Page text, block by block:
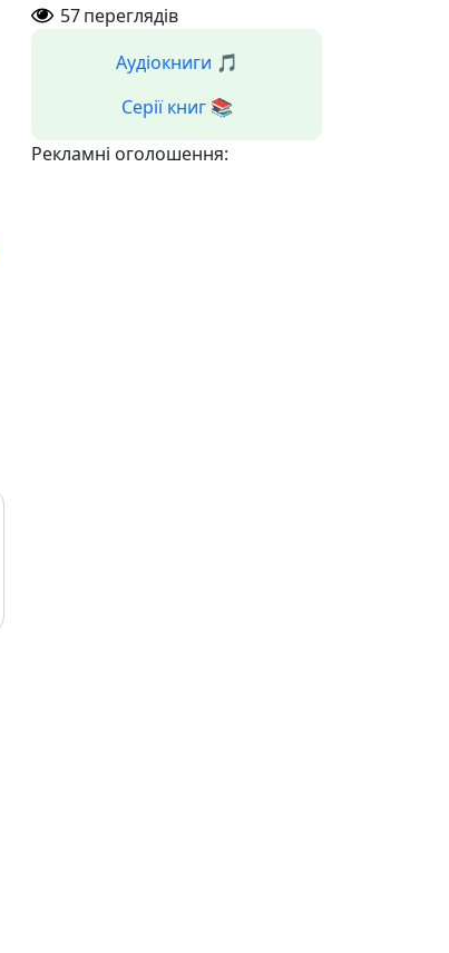
57переглядів
Аудіокниги 🎵
Серії книг 📚
Рекламні оголошення: